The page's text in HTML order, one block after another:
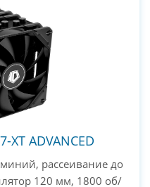
XT ADVANCED
рассеивание до
120 мм, 1800 об/